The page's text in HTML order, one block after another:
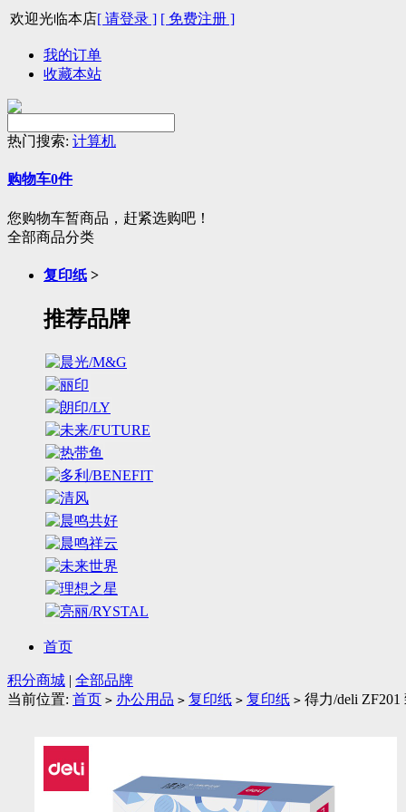
欢迎光临本店[ 请登录 ] [ 免费注册 ]
我的订单
收藏本站
热门搜索: 计算机
购物车0件
您购物车暂商品，赶紧选购吧！
全部商品分类
复印纸 >
推荐品牌
首页
积分商城 | 全部品牌
当前位置: 首页 > 办公用品 > 复印纸 > 复印纸 > 得力/deli